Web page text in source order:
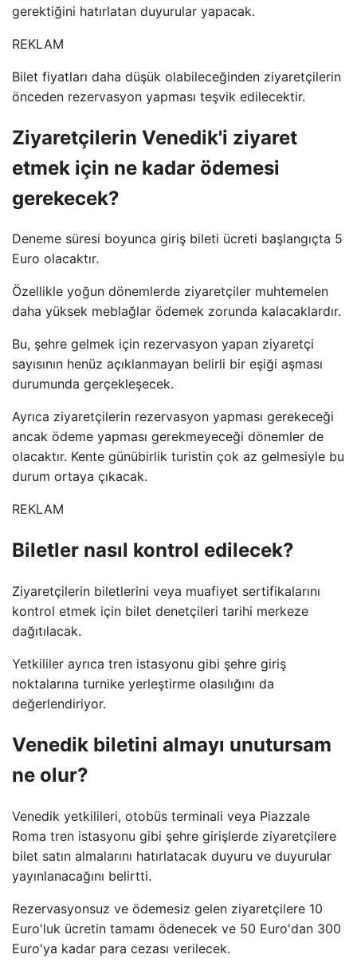
gerektiğini hatırlatan duyurular yapacak.
REKLAM
Bilet fiyatları daha düşük olabileceğinden ziyaretçilerin
önceden rezervasyon yapması teşvik edilecektir.
Ziyaretçilerin Venedik'i ziyaret
etmek için ne kadar ödemesi
gerekecek?
Deneme süresi boyunca giriş bileti ücreti başlangıçta 5
Euro olacaktır.
Özellikle yoğun dönemlerde ziyaretçiler muhtemelen
daha yüksek meblağlar ödemek zorunda kalacaklardır.
Bu, şehre gelmek için rezervasyon yapan ziyaretçi
sayısının henüz açıklanmayan belirli bir eşiği aşması
durumunda gerçekleşecek.
Ayrıca ziyaretçilerin rezervasyon yapması gerekeceği
ancak ödeme yapması gerekmeyeceği dönemler de
olacaktır. Kente günübirlik turistin çok az gelmesiyle bu
durum ortaya çıkacak.
REKLAM
Biletler nasıl kontrol edilecek?
Ziyaretçilerin biletlerini veya muafiyet sertifikalarını
kontrol etmek için bilet denetçileri tarihi merkeze
dağıtılacak.
Yetkililer ayrıca tren istasyonu gibi şehre giriş
noktalarına turnike yerleştirme olasılığını da
değerlendiriyor.
Venedik biletini almayı unutursam
ne olur?
Venedik yetkilileri, otobüs terminali veya Piazzale
Roma tren istasyonu gibi şehre girişlerde ziyaretçilere
bilet satın almalarını hatırlatacak duyuru ve duyurular
yayınlanacağını belirtti.
Rezervasyonsuz ve ödemesiz gelen ziyaretçilere 10
Euro'luk ücretin tamamı ödenecek ve 50 Euro'dan 300
Euro'ya kadar para cezası verilecek.